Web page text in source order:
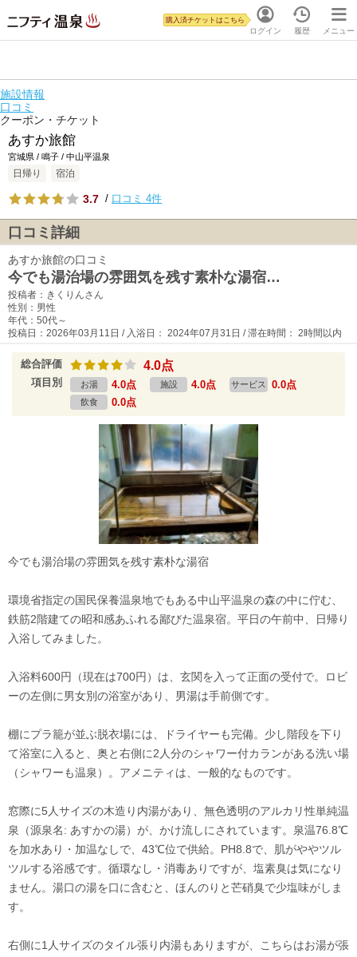
ログイン
購入済チケットはこちら
履歴 メニュー
施設情報
口コミ
クーポン・チケット
あすか旅館
宮城県 / 鳴子 / 中山平温泉
日帰り 宿泊
3.7 / 口コミ 4件
口コミ詳細
あすか旅館の口コミ
今でも湯治場の雰囲気を残す素朴な湯宿…
投稿者：きくりんさん
性別：男性
年代：50代～
投稿日：2026年03月11日 / 入浴日： 2024年07月31日 / 滞在時間： 2時間以内
総合評価 4.0点
項目別 お湯 4.0点 施設 4.0点 サービス 0.0点
飲食 0.0点
今でも湯治場の雰囲気を残す素朴な湯宿
環境省指定の国民保養温泉地でもある中山平温泉の森の中に佇む、
鉄筋2階建ての昭和感あふれる鄙びた温泉宿。平日の午前中、日帰り
入浴してみました。
入浴料600円（現在は700円）は、玄関を入って正面の受付で。ロビ
ーの左側に男女別の浴室があり、男湯は手前側です。
棚にプラ籠が並ぶ脱衣場には、ドライヤーも完備。少し階段を下り
て浴室に入ると、奥と右側に2人分のシャワー付カランがある洗い場
（シャワーも温泉）。アメニティは、一般的なものです。
窓際に5人サイズの木造り内湯があり、無色透明のアルカリ性単純温
泉（源泉名: あすかの湯）が、かけ流しにされています。泉温76.8℃
を加水あり・加温なしで、43℃位で供給。PH8.8で、肌がややツル
ツルする浴感です。循環なし・消毒ありですが、塩素臭は気になり
ません。湯口の湯を口に含むと、ほんのりと芒硝臭で少塩味がしま
す。
右側に1人サイズのタイル張り内湯もありますが、こちらはお湯が張